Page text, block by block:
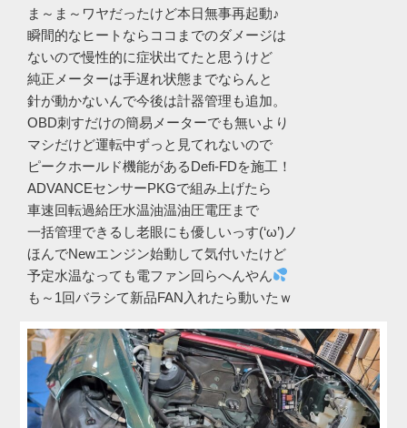
ま～ま～ワヤだったけど本日無事再起動♪
瞬間的なヒートならココまでのダメージは
ないので慢性的に症状出てたと思うけど
純正メーターは手遅れ状態までならんと
針が動かないんで今後は計器管理も追加。
OBD刺すだけの簡易メーターでも無いより
マシだけど運転中ずっと見てれないので
ピークホールド機能があるDefi-FDを施工！
ADVANCEセンサーPKGで組み上げたら
車速回転過給圧水温油温油圧電圧まで
一括管理できるし老眼にも優しいっす(‘ω’)ノ
ほんでNewエンジン始動して気付いたけど
予定水温なっても電ファン回らへんやん
も～1回バラシて新品FAN入れたら動いたｗ